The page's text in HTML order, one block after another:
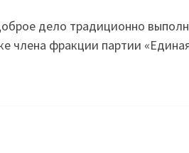
дело традиционно
члена фракции партии